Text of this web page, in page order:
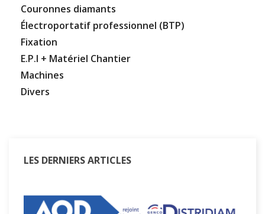
Couronnes diamants
Électroportatif professionnel (BTP)
Fixation
E.P.I + Matériel Chantier
Machines
Divers
LES DERNIERS ARTICLES